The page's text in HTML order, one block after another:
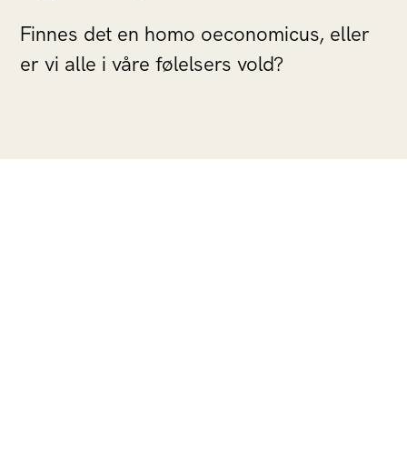
Finnes det en homo oeconomicus, eller
er vi alle i våre følelsers vold?